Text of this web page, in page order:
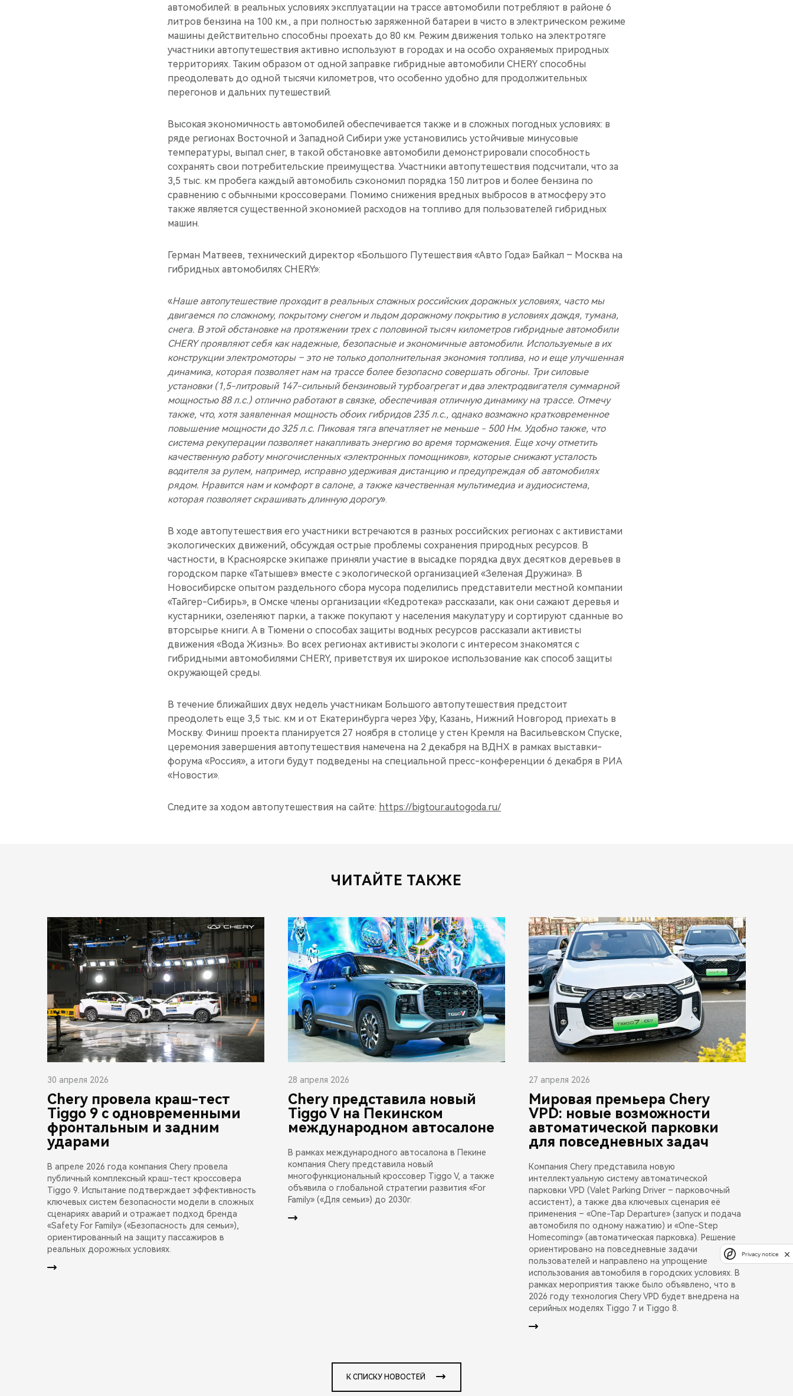
автомобилей: в реальных условиях эксплуатации на трассе автомобили потребляют в районе 6
литров бензина на 100 км., а при полностью заряженной батареи в чисто в электрическом режиме
машины действительно способны проехать до 80 км. Режим движения только на электротяге
участники автопутешествия активно используют в городах и на особо охраняемых природных
территориях. Таким образом от одной заправке гибридные автомобили CHERY способны
преодолевать до одной тысячи километров, что особенно удобно для продолжительных
перегонов и дальних путешествий.
Высокая экономичность автомобилей обеспечивается также и в сложных погодных условиях: в
ряде регионах Восточной и Западной Сибири уже установились устойчивые минусовые
температуры, выпал снег, в такой обстановке автомобили демонстрировали способность
сохранять свои потребительские преимущества. Участники автопутешествия подсчитали, что за
3,5 тыс. км пробега каждый автомобиль сэкономил порядка 150 литров и более бензина по
сравнению с обычными кроссоверами. Помимо снижения вредных выбросов в атмосферу это
также является существенной экономией расходов на топливо для пользователей гибридных
машин.
Герман Матвеев, технический директор «Большого Путешествия «Авто Года» Байкал – Москва на
гибридных автомобилях CHERY»:
«Наше автопутешествие проходит в реальных сложных российских дорожных условиях, часто мы
двигаемся по сложному, покрытому снегом и льдом дорожному покрытию в условиях дождя, тумана,
снега. В этой обстановке на протяжении трех с половиной тысяч километров гибридные автомобили
CHERY проявляют себя как надежные, безопасные и экономичные автомобили. Используемые в их
конструкции электромоторы – это не только дополнительная экономия топлива, но и еще улучшенная
динамика, которая позволяет нам на трассе более безопасно совершать обгоны. Три силовые
установки (1,5-литровый 147-сильный бензиновый турбоагрегат и два электродвигателя суммарной
мощностью 88 л.с.) отлично работают в связке, обеспечивая отличную динамику на трассе. Отмечу
также, что, хотя заявленная мощность обоих гибридов 235 л.с., однако возможно кратковременное
повышение мощности до 325 л.с. Пиковая тяга впечатляет не меньше - 500 Нм. Удобно также, что
система рекуперации позволяет накапливать энергию во время торможения. Еще хочу отметить
качественную работу многочисленных «электронных помощников», которые снижают усталость
водителя за рулем, например, исправно удерживая дистанцию и предупреждая об автомобилях
рядом. Нравится нам и комфорт в салоне, а также качественная мультимедиа и аудиосистема,
которая позволяет скрашивать длинную дорогу».
В ходе автопутешествия его участники встречаются в разных российских регионах с активистами
экологических движений, обсуждая острые проблемы сохранения природных ресурсов. В
частности, в Красноярске экипаже приняли участие в высадке порядка двух десятков деревьев в
городском парке «Татышев» вместе с экологической организацией «Зеленая Дружина». В
Новосибирске опытом раздельного сбора мусора поделились представители местной компании
«Тайгер-Сибирь», в Омске члены организации «Кедротека» рассказали, как они сажают деревья и
кустарники, озеленяют парки, а также покупают у населения макулатуру и сортируют сданные во
вторсырье книги. А в Тюмени о способах защиты водных ресурсов рассказали активисты
движения «Вода Жизнь». Во всех регионах активисты экологи с интересом знакомятся с
гибридными автомобилями CHERY, приветствуя их широкое использование как способ защиты
окружающей среды.
В течение ближайших двух недель участникам Большого автопутешествия предстоит
преодолеть еще 3,5 тыс. км и от Екатеринбурга через Уфу, Казань, Нижний Новгород приехать в
Москву. Финиш проекта планируется 27 ноября в столице у стен Кремля на Васильевском Спуске,
церемония завершения автопутешествия намечена на 2 декабря на ВДНХ в рамках выставки-
форума «Россия», а итоги будут подведены на специальной пресс-конференции 6 декабря в РИА
«Новости».
Следите за ходом автопутешествия на сайте: https://bigtour.autogoda.ru/
ЧИТАЙТЕ ТАКЖЕ
30 апреля 2026
Chery провела краш-тест
Tiggo 9 с одновременными
фронтальным и задним
ударами
В апреле 2026 года компания Chery провела
публичный комплексный краш-тест кроссовера
Tiggo 9. Испытание подтверждает эффективность
ключевых систем безопасности модели в сложных
сценариях аварий и отражает подход бренда
«Safety For Family» («Безопасность для семьи»),
ориентированный на защиту пассажиров в
реальных дорожных условиях.
28 апреля 2026
Chery представила новый
Tiggo V на Пекинском
международном автосалоне
В рамках международного автосалона в Пекине
компания Chery представила новый
многофункциональный кроссовер Tiggo V, а также
объявила о глобальной стратегии развития «For
Family» («Для семьи») до 2030г.
27 апреля 2026
Мировая премьера Chery
VPD: новые возможности
автоматической парковки
для повседневных задач
Компания Chery представила новую
интеллектуальную систему автоматической
парковки VPD (Valet Parking Driver – парковочный
ассистент), а также два ключевых сценария её
применения – «One-Tap Departure» (запуск и подача
автомобиля по одному нажатию) и «One-Step
Homecoming» (автоматическая парковка). Решение
ориентировано на повседневные задачи
пользователей и направлено на упрощение
использования автомобиля в городских условиях. В
рамках мероприятия также было объявлено, что в
2026 году технология Chery VPD будет внедрена на
серийных моделях Tiggo 7 и Tiggo 8.
К СПИСКУ НОВОСТЕЙ
Privacy notice